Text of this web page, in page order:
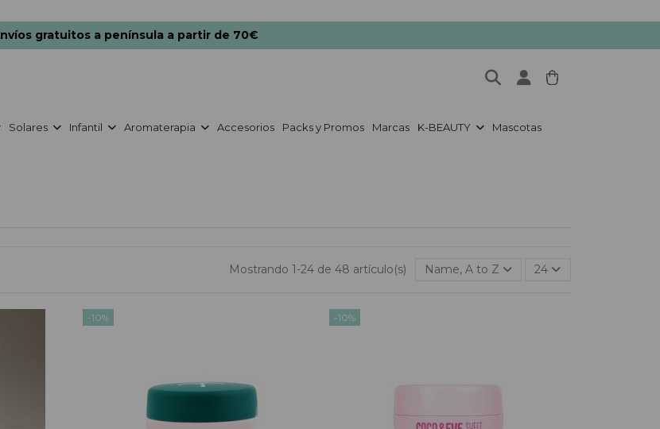
gratuitos a península a partir de 70€
Solares Infantil Aromaterapia Accesorios Packs y Promos Marcas K-BEAUTY Mascotas
Mostrando 1-24 de 48 artículo(s) Name, A to Z 24
-10% -10%